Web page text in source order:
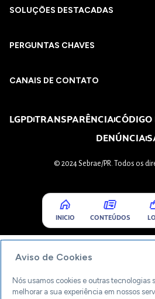
SOLUÇÕES DESTACADAS
PERGUNTAS CHAVES​
CANAIS DE CONTATO
LGPDTRANSPARÊNCIACÓDIGO
DENÚNCIA
© 2024 Sebrae/PR. Todos os
INICIO CONTEÚDOS
Aviso de Cookies
Nós usamos cookies e outras tecnologias
melhorar a sua experiência em nossos